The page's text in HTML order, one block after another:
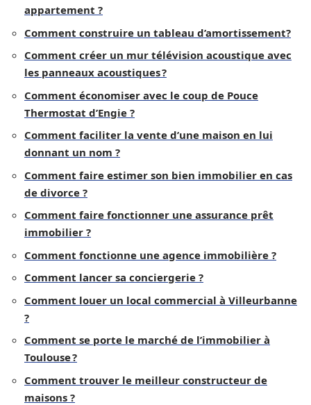
appartement ?
Comment construire un tableau d’amortissement?
Comment créer un mur télévision acoustique avec
les panneaux acoustiques ?
Comment économiser avec le coup de Pouce
Thermostat d’Engie ?
Comment faciliter la vente d’une maison en lui
donnant un nom ?
Comment faire estimer son bien immobilier en cas
de divorce ?
Comment faire fonctionner une assurance prêt
immobilier ?
Comment fonctionne une agence immobilière ?
Comment lancer sa conciergerie ?
Comment louer un local commercial à Villeurbanne
?
Comment se porte le marché de l’immobilier à
Toulouse ?
Comment trouver le meilleur constructeur de
maisons ?